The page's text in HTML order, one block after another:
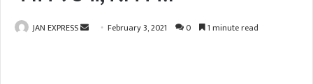
JAN EXPRESS February 3, 2021 0 1 minute read